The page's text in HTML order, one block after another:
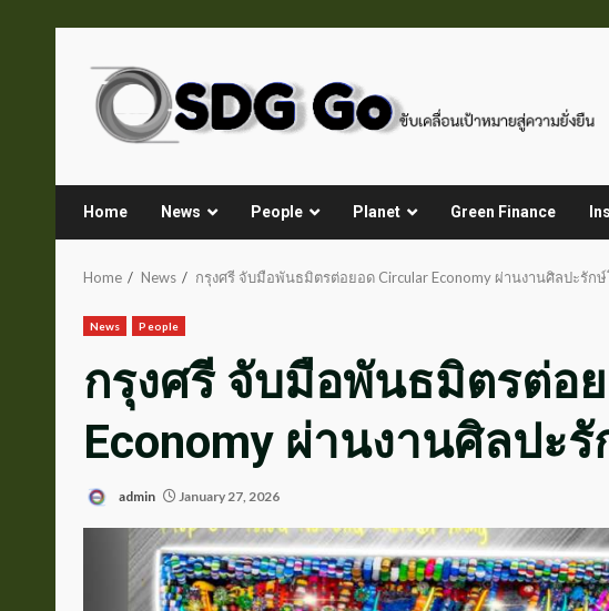
content
Home News People Planet Green Finance
Home News กรุงศรี จับมือพันธมิตรต่อยอด Circular Economy ผ่านงานศิลปะรัก
News People
กรุงศรี จับมือพันธมิตรต่อ
Economy ผ่านงานศิลปะ
admin January 27, 2026